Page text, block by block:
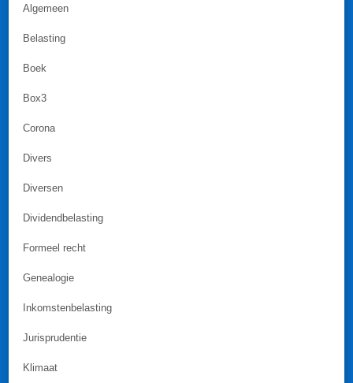
Algemeen
Belasting
Boek
Box3
Corona
Divers
Diversen
Dividendbelasting
Formeel recht
Genealogie
Inkomstenbelasting
Jurisprudentie
Klimaat